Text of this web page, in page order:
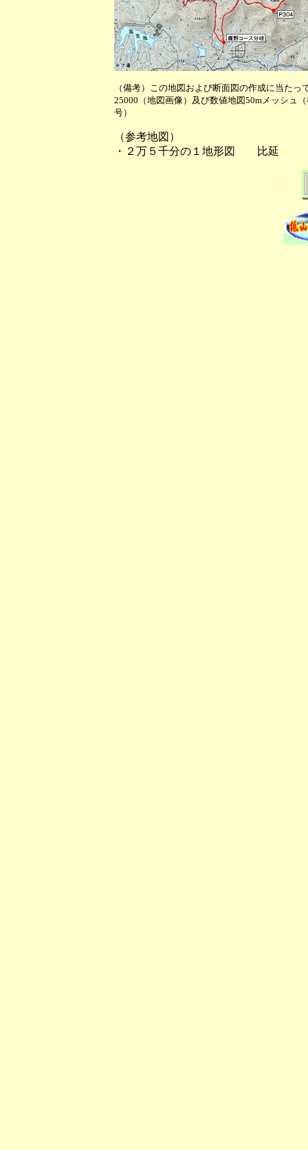
（備考）この地図および断面図の作成に当た
25000（地図画像）及び数値地図50mメッシュ
号）
（参考地図）
・２万５千分の１地形図 比延